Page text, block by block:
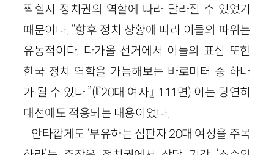
찍힐지 정치권의 역할에 따라 달라질 수 있었기
때문이다. “향후 정치 상황에 따라 이들의 파워는
유동적이다. 다가올 선거에서 이들의 표심 또한
한국 정치 역학을 가늠해보는 바로미터 중 하나
가 될 수 있다.”(『20대 여자』 111면) 이는 당연히
대선에도 적용되는 내용이었다.
안타깝게도 ‘부유하는 심판자 20대 여성을 주목